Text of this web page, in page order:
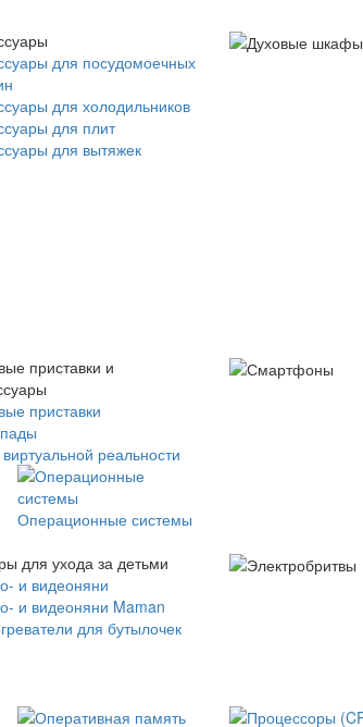
для посудомоечных
для холодильников
для плит
для вытяжек
приставки и
приставки
реальности
Операционные системы
для ухода за детьми
и видеоняни
и видеоняни Maman
для бутылочек